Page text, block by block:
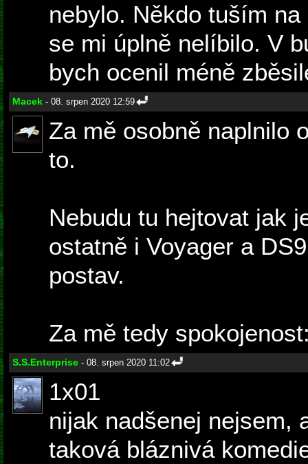
nebylo. Někdo tuším
se mi úplně nelíbilo. V
bych ocenil méně
Macek - 08. srpen 2020 12:59
Za mě osobně naplnilo
to.
Nebudu tu hejtovat jak
ostatně i Voyager a
postav.
Za mě tedy
S.S.Enterprise - 08. srpen 2020 11:02
1x01
nijak nadšenej nejsem,
taková bláznivá